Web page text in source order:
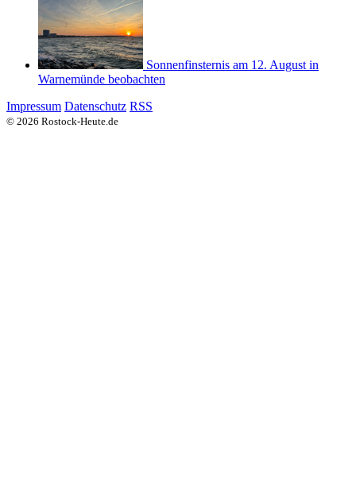
Sonnenfinsternis am 12. August in
Warnemünde beobachten
Impressum Datenschutz RSS
© 2026 Rostock-Heute.de